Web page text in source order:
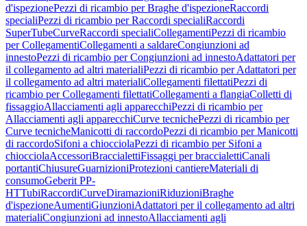
d'ispezionePezzi di ricambio per Braghe d'ispezioneRaccordi
specialiPezzi di ricambio per Raccordi specialiRaccordi
SuperTubeCurveRaccordi specialiCollegamentiPezzi di ricambio
per CollegamentiCollegamenti a saldareCongiunzioni ad
innestoPezzi di ricambio per Congiunzioni ad innestoAdattatori per
il collegamento ad altri materialiPezzi di ricambio per Adattatori per
il collegamento ad altri materialiCollegamenti filettatiPezzi di
ricambio per Collegamenti filettatiCollegamenti a flangiaColletti di
fissaggioAllacciamenti agli apparecchiPezzi di ricambio per
Allacciamenti agli apparecchiCurve tecnichePezzi di ricambio per
Curve tecnicheManicotti di raccordoPezzi di ricambio per Manicotti
di raccordoSifoni a chiocciolaPezzi di ricambio per Sifoni a
chiocciolaAccessoriBraccialettiFissaggi per braccialettiCanali
portantiChiusureGuarnizioniProtezioni cantiereMateriali di
consumoGeberit PP-
HTTubiRaccordiCurveDiramazioniRiduzioniBraghe
d'ispezioneAumentiGiunzioniAdattatori per il collegamento ad altri
materialiCongiunzioni ad innestoAllacciamenti agli